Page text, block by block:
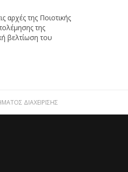
αρχές της Ποιοτικής
της
βελτίωση του
ΔΙΑΧΕΊΡΙΣΗΣ